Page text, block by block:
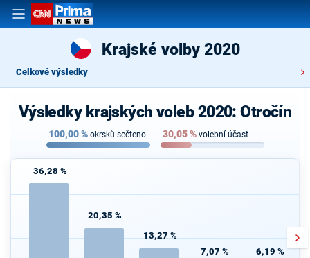
Krajské volby 2020
Celkové výsledky
Výsledky krajských voleb 2020: Otročín
100,00% okrsků sečteno 30,05% volební účast
36,28 %
20,35 %
13,27 %
7,07 % 6,19 %